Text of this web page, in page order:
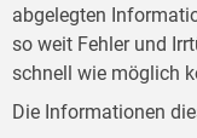
abgelegten
so weit Fehler und
schnell wie möglich
Die Informationen